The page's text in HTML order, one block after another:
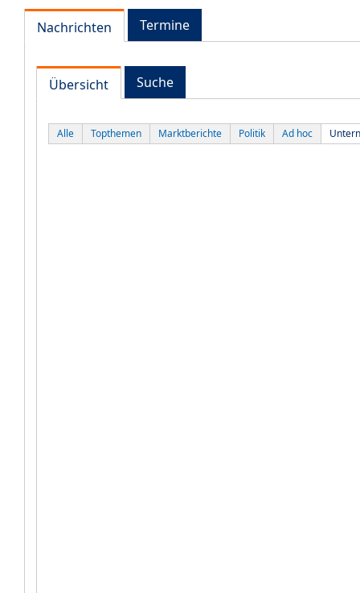
Nachrichten Termine
Übersicht Suche
Alle Topthemen Marktberichte Politik Ad hoc